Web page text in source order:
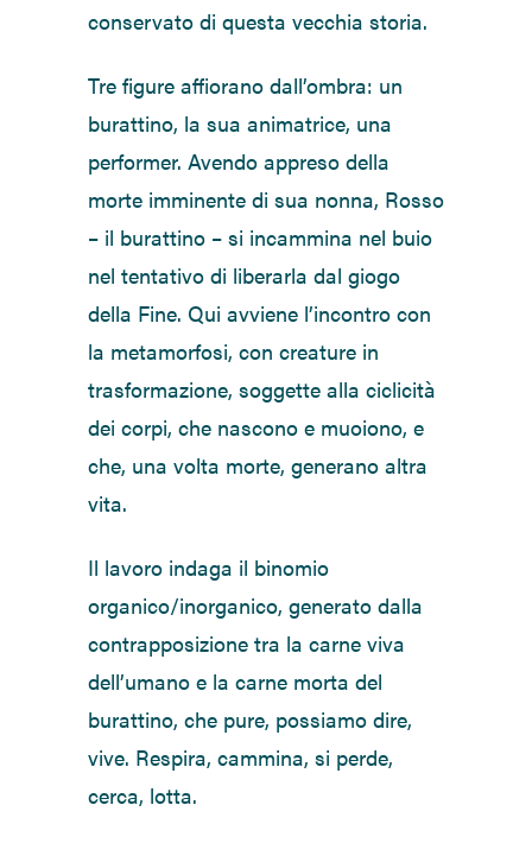
conservato di questa vecchia storia.
Tre figure affiorano dall’ombra: un
burattino, la sua animatrice, una
performer. Avendo appreso della
morte imminente di sua nonna, Rosso
– il burattino – si incammina nel buio
nel tentativo di liberarla dal giogo
della Fine. Qui avviene l’incontro con
la metamorfosi, con creature in
trasformazione, soggette alla ciclicità
dei corpi, che nascono e muoiono, e
che, una volta morte, generano altra
vita.
Il lavoro indaga il binomio
organico/inorganico, generato dalla
contrapposizione tra la carne viva
dell’umano e la carne morta del
burattino, che pure, possiamo dire,
vive. Respira, cammina, si perde,
cerca, lotta.